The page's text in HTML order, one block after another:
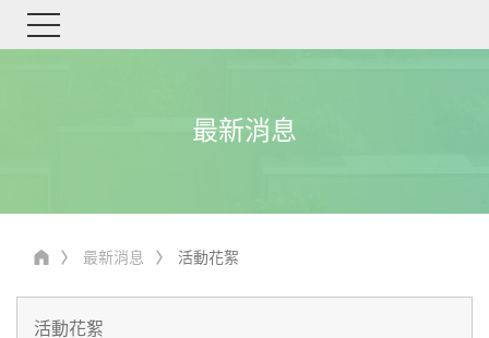
最新消息
最新消息 活動花絮